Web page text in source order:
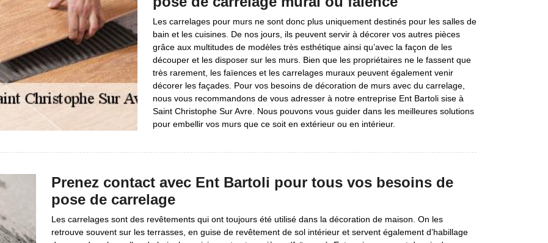
Les carrelages pour murs ne sont donc plus uniquement destinés pour les salles de
bain et les cuisines. De nos jours, ils peuvent servir à décorer vos autres pièces
grâce aux multitudes de modèles très esthétique ainsi qu’avec la façon de les
découper et les disposer sur les murs. Bien que les propriétaires ne le fassent que
très rarement, les faïences et les carrelages muraux peuvent également venir
décorer les façades. Pour vos besoins de décoration de murs avec du carrelage,
nous vous recommandons de vous adresser à notre entreprise Ent Bartoli sise à
Saint Christophe Sur Avre. Nous pouvons vous guider dans les meilleures solutions
pour embellir vos murs que ce soit en extérieur ou en intérieur.
Prenez contact avec Ent Bartoli pour tous vos besoins de
pose de carrelage
Les carrelages sont des revêtements qui ont toujours été utilisé dans la décoration de maison. On les
retrouve souvent sur les terrasses, en guise de revêtement de sol intérieur et servent également d’habillage